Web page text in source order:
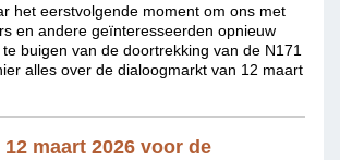
het eerstvolgende moment om ons met
en andere geïnteresseerden opnieuw
buigen van de doortrekking van de N171
alles over de dialoogmarkt van 12 maart
maart 2026 voor de